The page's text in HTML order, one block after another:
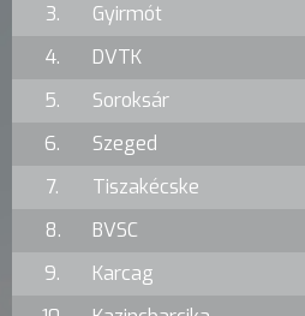
3.
Gyirmót
4.
DVTK
5.
Soroksár
6.
Szeged
7.
Tiszakécske
8.
BVSC
9.
Karcag